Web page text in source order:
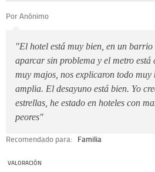
Por Anónimo
"El hotel está muy bien, en un barrio
aparcar sin problema y el metro está
muy majos, nos explicaron todo
amplia. El desayuno está bien. Yo
estrellas, he estado en hoteles con
peores"
Recomendado para: Familia
VALORACIÓN